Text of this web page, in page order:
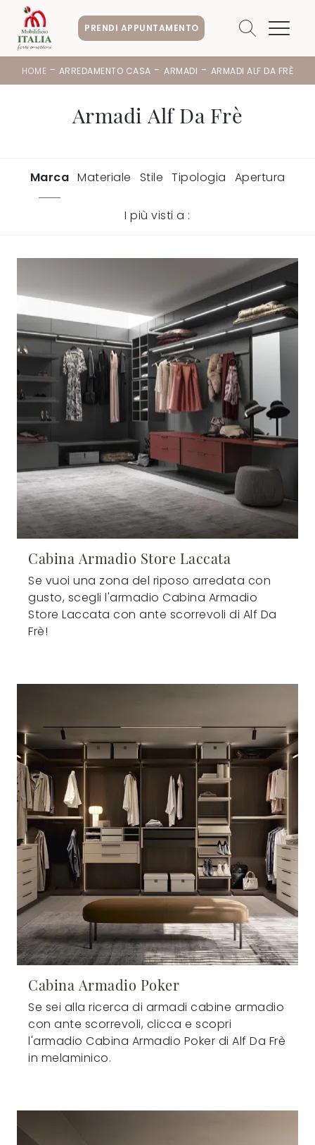
PRENDI APPUNTAMENTO
HOME - ARREDAMENTO CASA - ARMADI - ARMADI ALF DA FRÈ
Armadi Alf Da Frè
Marca Materiale Stile Tipologia Apertura
I più visti a :
Cabina Armadio Store Laccata
Se vuoi una zona del riposo arredata con
gusto, scegli l'armadio Cabina Armadio
Store Laccata con ante scorrevoli di Alf Da
Frè!
Cabina Armadio Poker
Se sei alla ricerca di armadi cabine armadio
con ante scorrevoli, clicca e scopri
l'armadio Cabina Armadio Poker di Alf Da Frè
in melaminico.